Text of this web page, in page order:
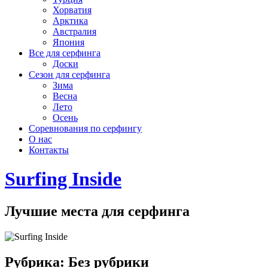
Хорватия
Арктика
Австралия
Япония
Все для серфинга
Доски
Сезон для серфинга
Зима
Весна
Лето
Осень
Соревнования по серфингу
О нас
Контакты
Surfing Inside
Лучшие места для серфинга
Рубрика: Без рубрики